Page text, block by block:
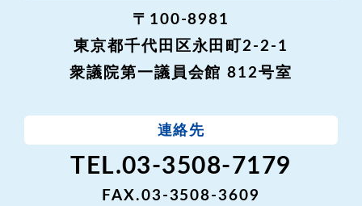
〒100-8981
東京都千代田区永田町2-2-1
衆議院第一議員会館 812号室
連絡先
TEL.03-3508-7179
FAX.03-3508-3609